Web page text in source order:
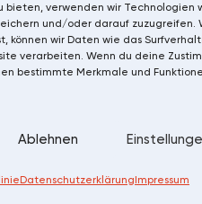
bieten, verwenden wir Technologien
und/oder darauf zuzugreifen.
können wir Daten wie das
verarbeiten. Wenn du deine
bestimmte Merkmale und
Ablehnen
DatenschutzerklärungImpressum